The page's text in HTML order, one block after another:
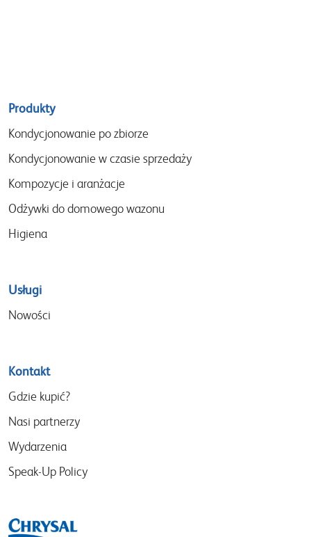
Sitemap
menu
Produkty
Kondycjonowanie po zbiorze
Kondycjonowanie w czasie sprzedaży
Kompozycje i aranżacje
Odżywki do domowego wazonu
Higiena
Usługi
Nowości
Kontakt
Gdzie kupić?
Nasi partnerzy
Wydarzenia
Speak-Up Policy